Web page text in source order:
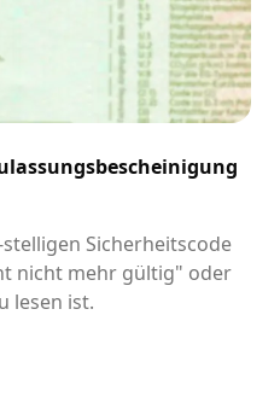
Sicherheitscode
nicht mehr gültig" oder
lesen ist.